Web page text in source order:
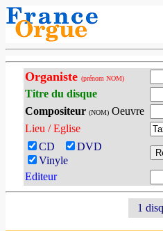
Organiste (prénom NOM)
Titre du disque
Compositeur (NOM)Oeuvre
Lieu / Eglise
CD
DVD
Vinyle
Editeur
1